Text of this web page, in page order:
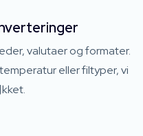
valutaer og formater.
eller filtyper, vi